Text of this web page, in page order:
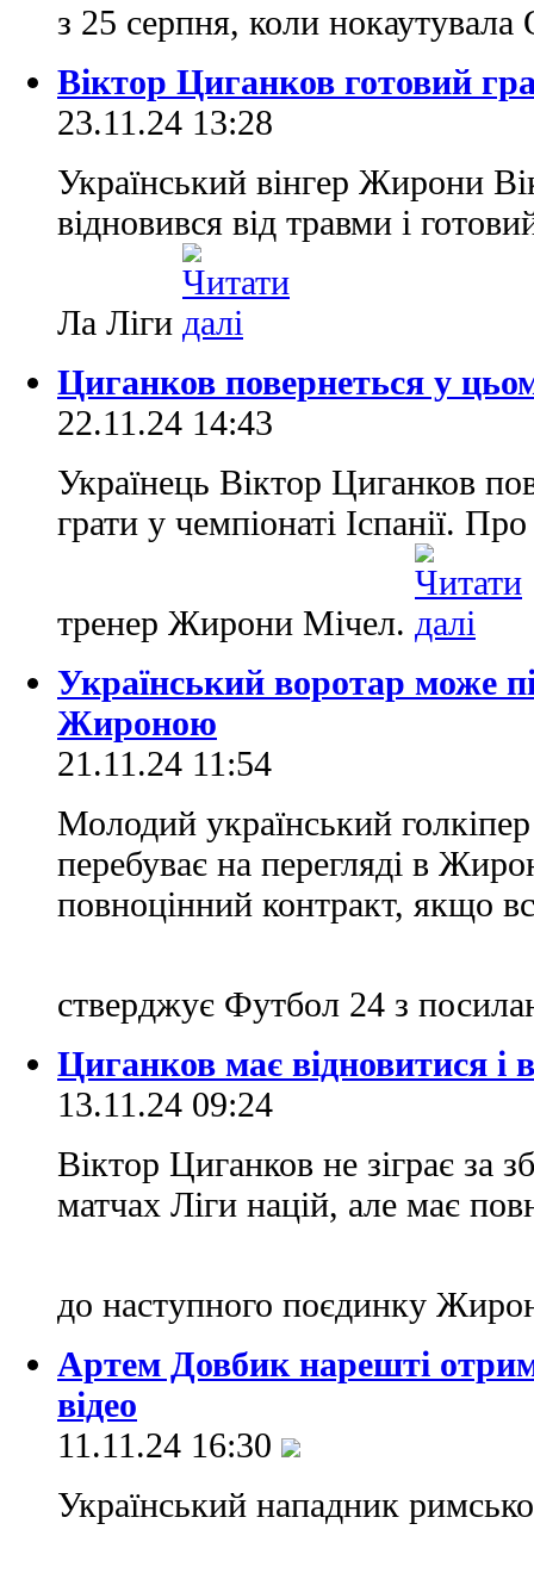
з 25 серпня, коли
Віктор Циганков готовий
23.11.24 13:28
Український вінгер Жирони
відновився від травми і
Ла Ліги
Циганков повернеться у
22.11.24 14:43
Українець Віктор Циганков
грати у чемпіонаті Іспанії.
тренер Жирони Мічел.
Український воротар може
Жироною
21.11.24 11:54
Молодий український
перебуває на перегляді в
повноцінний контракт, якщо
стверджує Футбол 24 з
Циганков має відновитися
13.11.24 09:24
Віктор Циганков не зіграє за
матчах Ліги націй, але має
до наступного поєдинку
Артем Довбик нарешті
відео
11.11.24 16:30
Український нападник